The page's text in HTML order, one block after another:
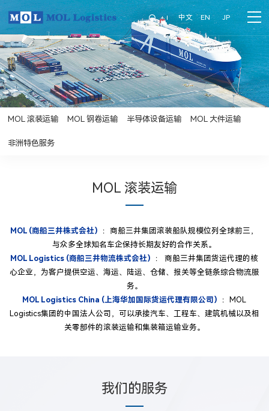
中文 EN JP
MOL 滚装运输 MOL 钢卷运输 半导体设备运输 MOL 大件运输
非洲特色服务
MOL 滚装运输
MOL (商船三井株式会社）
：商船三井集团滚装船队规模位列全球前三，
与众多全球知名车企保持长期友好的合作关系。
MOL Logistics (商船三井物流株式会社）
： 商船三井集团货运代理的核
心企业，为客户提供空运、海运、陆运、仓储、报关等全链条综合物流服
务。
MOL Logistics China (上海华加国际货运代理有限公司）
：MOL
Logistics集团的中国法人公司，可以承接汽车、工程车、建筑机械以及相
关零部件的滚装运输和集装箱运输业务。
我们的服务